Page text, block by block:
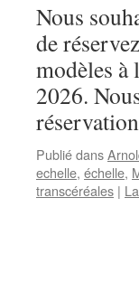
Nous
de
modèles à
2026.
Publié dans
echelle, échelle,
transcéréales |